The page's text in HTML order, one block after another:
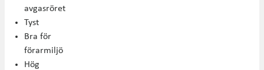
avgasröret
Tyst
Bra för
förarmiljö
Hög